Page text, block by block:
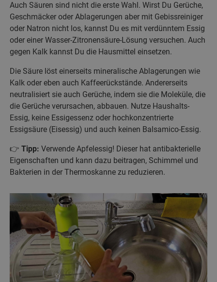
Auch Säuren sind nicht die erste Wahl. Wirst Du Gerüche,
Geschmäcker oder Ablagerungen aber mit Gebissreiniger
oder Natron nicht los, kannst Du es mit verdünntem Essig
oder einer Wasser-Zitronensäure-Lösung versuchen. Auch
gegen Kalk kannst Du die Hausmittel einsetzen.
Die Säure löst einerseits mineralische Ablagerungen wie
Kalk oder eben auch Kaffeerückstände. Andererseits
neutralisiert sie auch Gerüche, indem sie die Moleküle, die
die Gerüche verursachen, abbauen. Nutze Haushalts-
Essig, keine Essigessenz oder hochkonzentrierte
Essigsäure (Eisessig) und auch keinen Balsamico-Essig.
👉 Tipp: Verwende Apfelessig! Dieser hat antibakterielle
Eigenschaften und kann dazu beitragen, Schimmel und
Bakterien in der Thermoskanne zu reduzieren.